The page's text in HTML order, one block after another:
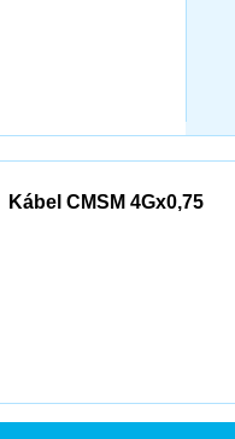
Kábel CMSM 4Gx0,75